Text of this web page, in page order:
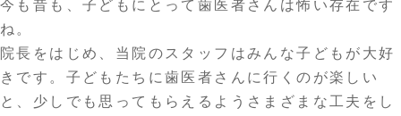
今も昔も、子どもにとって歯医者さんは怖い存在です
ね。
院長をはじめ、当院のスタッフはみんな子どもが大好
きです。子どもたちに歯医者さんに行くのが楽しい
と、少しでも思ってもらえるようさまざまな工夫をし